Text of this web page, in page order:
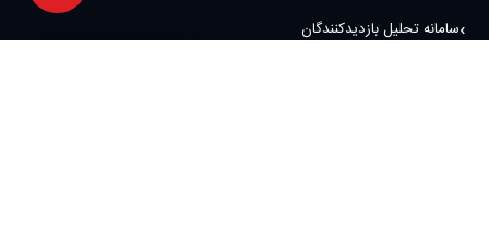
سامانه تحلیل بازدیدکنندگان